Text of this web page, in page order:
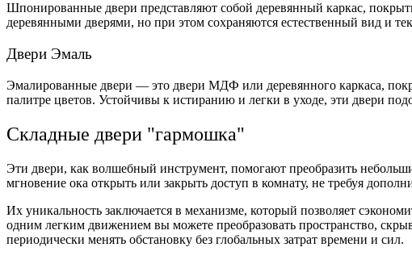
Шпонированные двери представляют собой деревянный каркас,
деревянными дверями, но при этом сохраняются естественный вид и
Двери Эмаль
Эмалированные двери — это двери МДФ или деревянного каркаса,
палитре цветов. Устойчивы к истиранию и легки в уходе, эти двери
Складные двери "гармошка"
Эти двери, как волшебный инструмент, помогают преобразить
мгновение ока открыть или закрыть доступ в комнату, не требуя
Их уникальность заключается в механизме, который позволяет
одним легким движением вы можете преобразовать пространство,
периодически менять обстановку без глобальных затрат времени и сил.